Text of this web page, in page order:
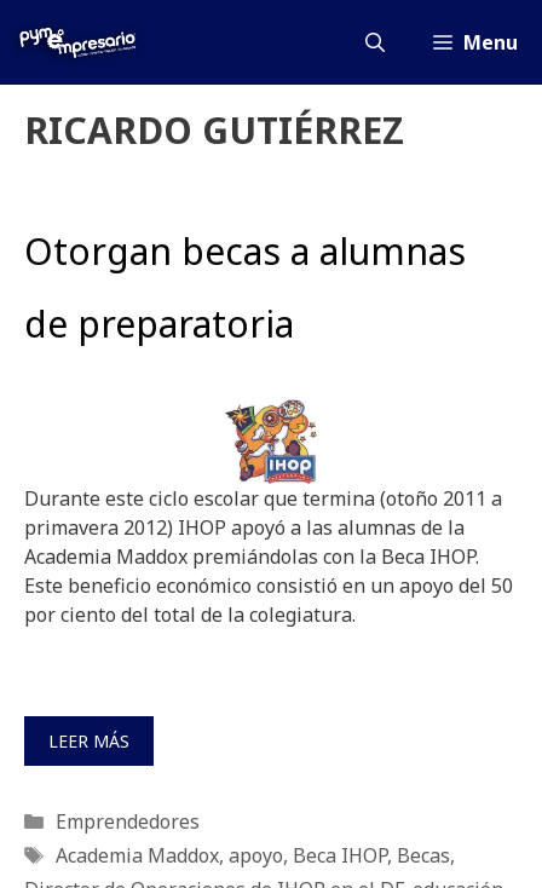
Menu
RICARDO GUTIÉRREZ
Otorgan becas a alumnas
de preparatoria
Durante este ciclo escolar que termina (otoño 2011 a
primavera 2012) IHOP apoyó a las alumnas de la
Academia Maddox premiándolas con la Beca IHOP.
Este beneficio económico consistió en un apoyo del 50
por ciento del total de la colegiatura.
LEER MÁS
Categorías
Emprendedores
Etiquetas
Academia Maddox, apoyo, Beca IHOP, Becas,